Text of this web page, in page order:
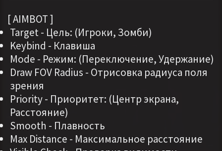
[ AIMBOT ]
Target - Цель: (Игроки, Зомби)
Keybind - Клавиша
Mode - Режим: (Переключение, Удержание)
Draw FOV Radius - Отрисовка радиуса поля
зрения
Priority - Приоритет: (Центр экрана,
Расстояние)
Smooth - Плавность
Max Distance - Максимальное расстояние